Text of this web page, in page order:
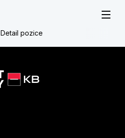
Detail pozice